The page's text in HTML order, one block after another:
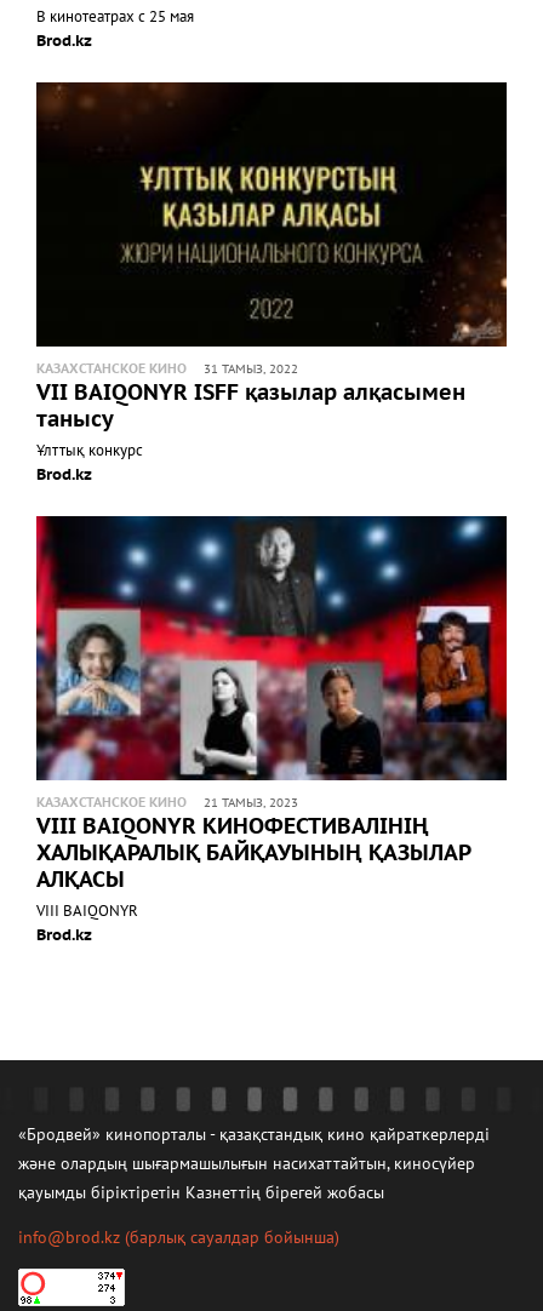
В кинотеатрах с 25 мая
Brod.kz
КАЗАХСТАНСКОЕ КИНО 31 ТАМЫЗ, 2022
VII BAIQONYR ISFF қазылар алқасымен
танысу
Ұлттық конкурс
Brod.kz
КАЗАХСТАНСКОЕ КИНО 21 ТАМЫЗ, 2023
VIII BAIQONYR КИНОФЕСТИВАЛІНІҢ
ХАЛЫҚАРАЛЫҚ БАЙҚАУЫНЫҢ ҚАЗЫЛАР
АЛҚАСЫ
VIII BAIQONYR
Brod.kz
«Бродвей» кинопорталы - қазақстандық кино қайраткерлерді
және олардың шығармашылығын насихаттайтын, киносүйер
қауымды біріктіретін Казнеттің бірегей жобасы
info@brod.kz (барлық сауалдар бойынша)